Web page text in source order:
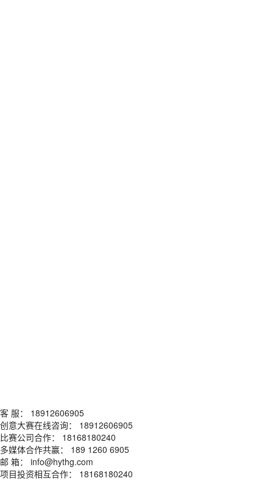
客 服： 18912606905
创意大赛在线咨询： 18912606905
比赛公司合作： 18168180240
多媒体合作共赢： 189 1260 6905
邮 箱： info@hythg.com
项目投资相互合作： 18168180240